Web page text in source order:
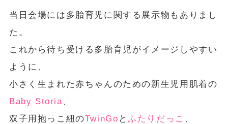
当日会場には多胎育児に関する展示物もありまし
た。
これから待ち受ける多胎育児がイメージしやすい
ように、
小さく生まれた赤ちゃんのための新生児用肌着の
Baby Storia、
双子用抱っこ紐のTwinGo とふたりだっこ 、